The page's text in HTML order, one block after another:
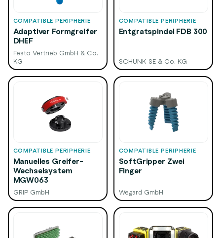
COMPATIBLE PERIPHERIE
Adaptiver Formgreifer
DHEF
Festo Vertrieb GmbH & Co.
KG
COMPATIBLE PERIPHERIE
Entgratspindel FDB 300
SCHUNK SE & Co. KG
COMPATIBLE PERIPHERIE
Manuelles Greifer-
Wechselsystem
MGW063
GRIP GmbH
COMPATIBLE PERIPHERIE
SoftGripper Zwei
Finger
Wegard GmbH